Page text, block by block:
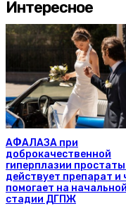
Интересное
АФАЛАЗА при
доброкачественной
гиперплазии
действует препарат и
помогает на начальной
стадии ДГПЖ